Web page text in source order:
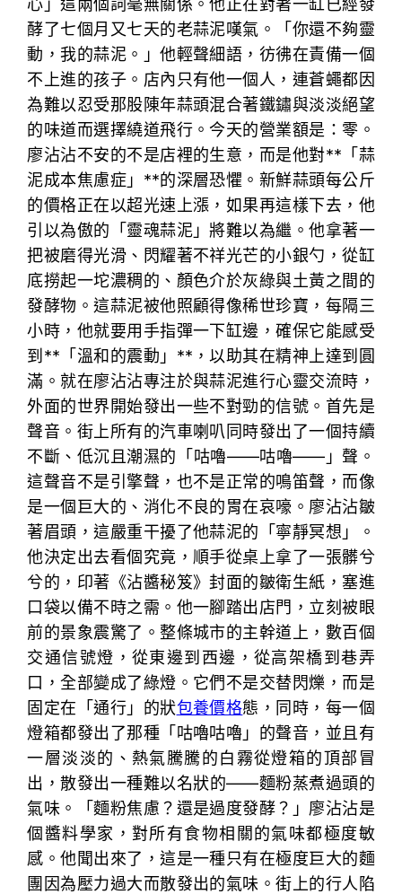
心」這兩個詞毫無關係。他正在對著一缸已經發
酵了七個月又七天的老蒜泥嘆氣。「你還不夠靈
動，我的蒜泥。」他輕聲細語，彷彿在責備一個
不上進的孩子。店內只有他一個人，連蒼蠅都因
為難以忍受那股陳年蒜頭混合著鐵鏽與淡淡絕望
的味道而選擇繞道飛行。今天的營業額是：零。
廖沾沾不安的不是店裡的生意，而是他對**「蒜
泥成本焦慮症」**的深層恐懼。新鮮蒜頭每公斤
的價格正在以超光速上漲，如果再這樣下去，他
引以為傲的「靈魂蒜泥」將難以為繼。他拿著一
把被磨得光滑、閃耀著不祥光芒的小銀勺，從缸
底撈起一坨濃稠的、顏色介於灰綠與土黃之間的
發酵物。這蒜泥被他照顧得像稀世珍寶，每隔三
小時，他就要用手指彈一下缸邊，確保它能感受
到**「溫和的震動」**，以助其在精神上達到圓
滿。就在廖沾沾專注於與蒜泥進行心靈交流時，
外面的世界開始發出一些不對勁的信號。首先是
聲音。街上所有的汽車喇叭同時發出了一個持續
不斷、低沉且潮濕的「咕嚕——咕嚕——」聲。
這聲音不是引擎聲，也不是正常的鳴笛聲，而像
是一個巨大的、消化不良的胃在哀嚎。廖沾沾皺
著眉頭，這嚴重干擾了他蒜泥的「寧靜冥想」。
他決定出去看個究竟，順手從桌上拿了一張髒兮
兮的，印著《沾醬秘笈》封面的皺衛生紙，塞進
口袋以備不時之需。他一腳踏出店門，立刻被眼
前的景象震驚了。整條城市的主幹道上，數百個
交通信號燈，從東邊到西邊，從高架橋到巷弄
口，全部變成了綠燈。它們不是交替閃爍，而是
固定在「通行」的狀包養價格態，同時，每一個
燈箱都發出了那種「咕嚕咕嚕」的聲音，並且有
一層淡淡的、熱氣騰騰的白霧從燈箱的頂部冒
出，散發出一種難以名狀的——麵粉蒸煮過頭的
氣味。「麵粉焦慮？還是過度發酵？」廖沾沾是
個醬料學家，對所有食物相關的氣味都極度敏
感。他聞出來了，這是一種只有在極度巨大的麵
團因為壓力過大而散發出的氣味。街上的行人陷